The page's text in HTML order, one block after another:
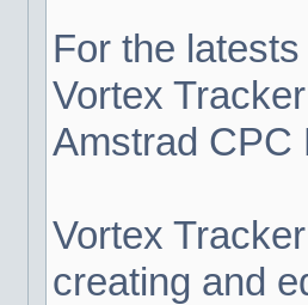
For the
Vortex
Amstrad CPC
Vortex
creating and